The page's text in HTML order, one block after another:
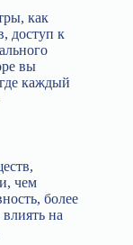
как
доступ к
вы
каждый
чем
более
на